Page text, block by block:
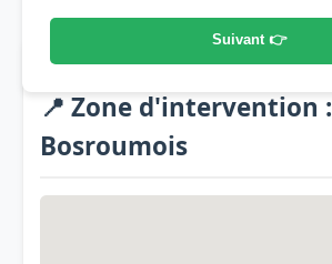
Suivant 👉
📍 Zone d'intervention :
Bosroumois